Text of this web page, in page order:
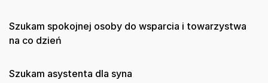
Szukam spokojnej osoby do wsparcia i towarzystwa
na co dzień
Szukam asystenta dla syna